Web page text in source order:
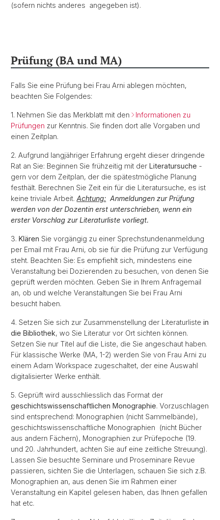
(sofern nichts anderes angegeben ist).
Prüfung (BA und MA)
Falls Sie eine Prüfung bei Frau Arni ablegen möchten,
beachten Sie Folgendes:
1. Nehmen Sie das Merkblatt mit den
Informationen zu
Prüfungen zur Kenntnis. Sie finden dort alle Vorgaben und
einen Zeitplan.
2. Aufgrund langjähriger Erfahrung ergeht dieser dringende
Rat an Sie: Beginnen Sie frühzeitig mit der Literatursuche -
gern vor dem Zeitplan, der die spätestmögliche Planung
festhält. Berechnen Sie Zeit ein für die Literatursuche, es ist
keine triviale Arbeit. Achtung: Anmeldungen zur Prüfung
werden von der Dozentin erst unterschrieben, wenn ein
erster Vorschlag zur Literaturliste vorliegt.
3. Klären Sie vorgängig zu einer Sprechstundenanmeldung
per Email mit Frau Arni, ob sie für die Prüfung zur Verfügung
steht. Beachten Sie: Es empfiehlt sich, mindestens eine
Veranstaltung bei Dozierenden zu besuchen, von denen Sie
geprüft werden möchten. Geben Sie in Ihrem Anfragemail
an, ob und welche Veranstaltungen Sie bei Frau Arni
besucht haben.
4. Setzen Sie sich zur Zusammenstellung der Literaturliste in
die Bibliothek, wo Sie Literatur vor Ort sichten können.
Setzen Sie nur Titel auf die Liste, die Sie angeschaut haben.
Für klassische Werke (MA, 1-2) werden Sie von Frau Arni zu
einem Adam Workspace zugeschaltet, der eine Auswahl
digitalisierter Werke enthält.
5. Geprüft wird ausschliesslich das Format der
geschichtswissenschaftlichen Monographie. Vorzuschlagen
sind entsprechend: Monographien (nicht Sammelbände),
geschichtswissenschaftliche Monographien (nicht Bücher
aus andern Fächern), Monographien zur Prüfepoche (19.
und 20. Jahrhundert, achten Sie auf eine zeitliche Streuung).
Lassen Sie besuchte Seminare und Proseminare Revue
passieren, sichten Sie die Unterlagen, schauen Sie sich z.B.
Monographien an, aus denen Sie im Rahmen einer
Veranstaltung ein Kapitel gelesen haben, das Ihnen gefallen
hat etc.